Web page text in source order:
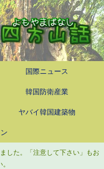
国際ニュース
韓国防衛産業
ヤバイ韓国建築物
した。「注意して下さい」もお